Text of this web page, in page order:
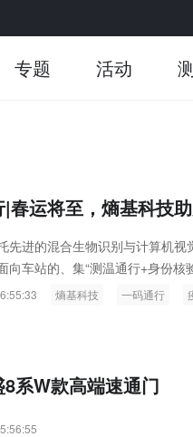
专题 活动
春运将至，熵基科技
先进的混合生物识别与计算机
向车站的、集“测温通行+身份
熵基科技 一码通行
系W款高端速通门
石技术：以红外技术，筑造低